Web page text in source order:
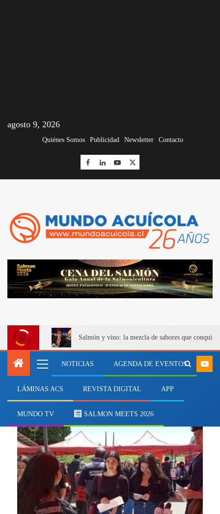
agosto 9, 2026
Quiénes Somos Publicidad Newsletter Contacto
Salmón y vino: la mezcla de sabores que
NOTICIAS AGENDA DE EVENTOS
LÁMINAS ACS REVISTA DIGITAL APP
MUNDO TV SALMON MEETS 2026
zoonosis